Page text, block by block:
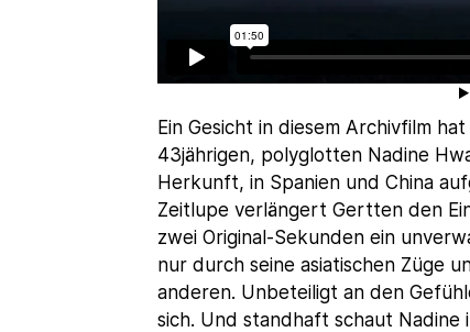
Ein Gesicht in diesem Archivfilm
43jährigen, polyglotten Nadine
Herkunft, in Spanien und China
Zeitlupe verlängert Gertten den
zwei Original-Sekunden ein
nur durch seine asiatischen Züge
anderen. Unbeteiligt an den
sich. Und standhaft schaut Nadine